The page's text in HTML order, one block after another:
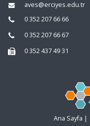
aves@erciyes.edu.tr
0 352 207 66 66
0 352 207 66 67
0 352 437 49 31
Ana Sayfa |